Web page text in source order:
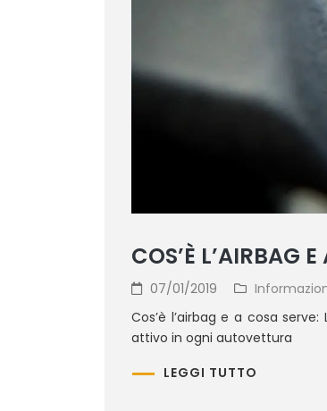
COS’È L’AIRBAG
07/01/2019
Cos’è l’airbag e a cosa
attivo in ogni autovettura
LEGGI TUTTO